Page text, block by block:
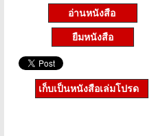
อ่านหนังสือ
ยืมหนังสือ
เก็บเป็นหนังสือเล่มโปรด